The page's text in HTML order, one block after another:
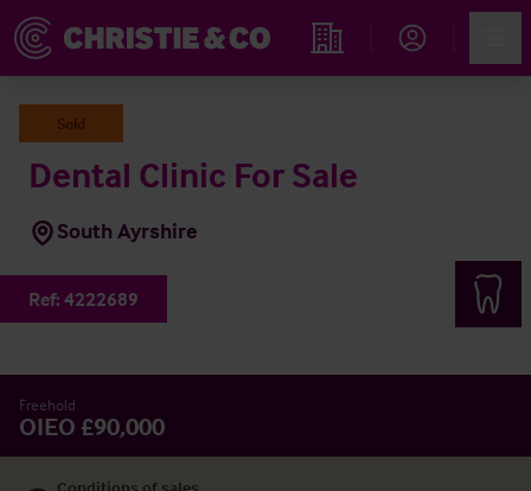
Immobiliensuche
Sold
Dental Clinic For Sale
South Ayrshire
Ref: 4222689
Freehold
OIEO £90,000
Conditions of sales